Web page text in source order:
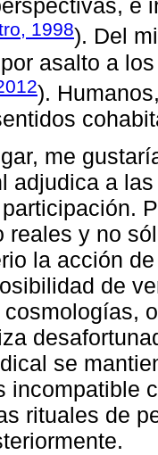
e
1998). Del
asalto a
).
me
adjudica a
reales y no
la acción
de
se
incompatible
rituales de